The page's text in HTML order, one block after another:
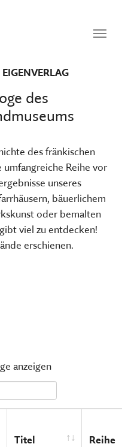
des
des fränkischen
Reihe vor
unseres
bäuerlichem
oder bemalten
viel zu entdecken!
erschienen.
anzeigen
Titel Reihe